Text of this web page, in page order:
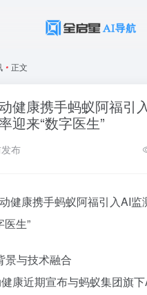
• 正文
健康携手蚂蚁阿福引
迎来“数字医生”
布
健康携手蚂蚁阿福引入AI监
医生”
景与技术融合
康近期宣布与蚂蚁集团旗下